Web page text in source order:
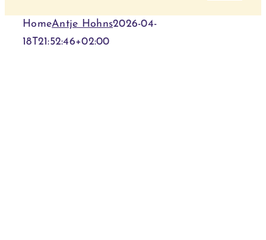
HomeAntje Hohns2026-04-
18T21:52:46+02:00